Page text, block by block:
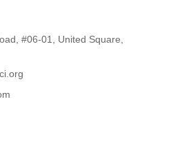
#06-01, United Square,